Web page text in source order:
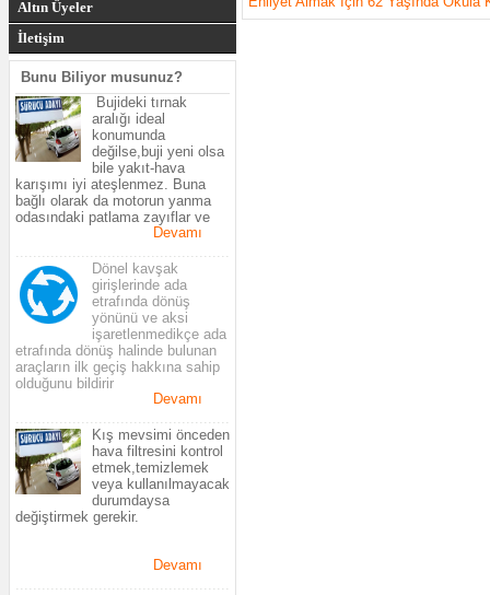
Altın Üyeler
İletişim
Bunu Biliyor musunuz?
Bujideki tırnak
aralığı ideal
konumunda
değilse,buji yeni olsa
bile yakıt-hava
karışımı iyi ateşlenmez. Buna
bağlı olarak da motorun yanma
odasındaki patlama zayıflar ve
motorun gücü azalır.Araçtaki
çıkar ve yakıt sarfiyatı artar.
Devamı
.................................................
Dönel kavşak
girişlerinde ada
etrafında dönüş
yönünü ve aksi
işaretlenmedikçe ada
etrafında dönüş halinde bulunan
araçların ilk geçiş hakkına sahip
olduğunu bildirir
Devamı
.................................................
Kış mevsimi önceden
hava filtresini kontrol
etmek,temizlemek
veya kullanılmayacak
durumdaysa
değiştirmek gerekir.
Devamı
.................................................